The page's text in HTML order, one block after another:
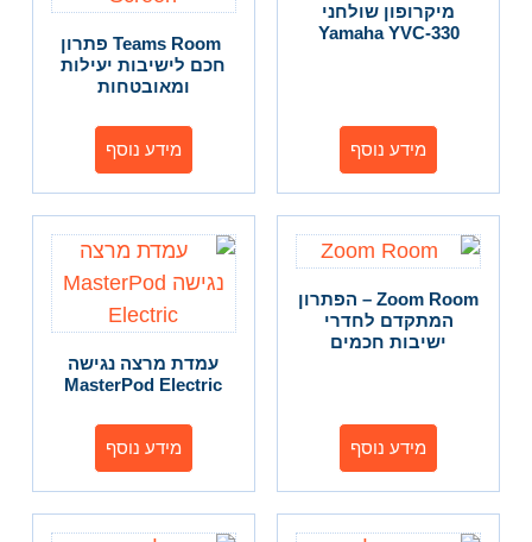
מיקרופון שולחני
Yamaha YVC-330
מידע נוסף
Teams Room פתרון
חכם לישיבות יעילות
ומאובטחות
מידע נוסף
Zoom Room – הפתרון
המתקדם לחדרי
ישיבות חכמים
מידע נוסף
עמדת מרצה נגישה
MasterPod Electric
מידע נוסף